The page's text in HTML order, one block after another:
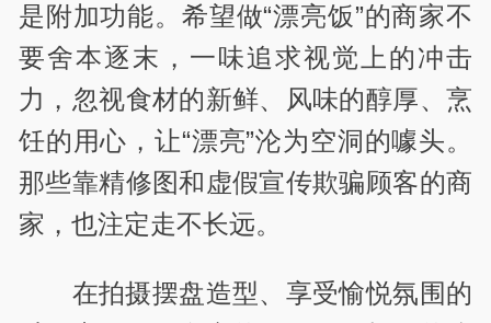
是附加功能。希望做“漂亮饭”的商家不
要舍本逐末，一味追求视觉上的冲击
力，忽视食材的新鲜、风味的醇厚、烹
饪的用心，让“漂亮”沦为空洞的噱头。
那些靠精修图和虚假宣传欺骗顾客的商
家，也注定走不长远。
在拍摄摆盘造型、享受愉悦氛围的